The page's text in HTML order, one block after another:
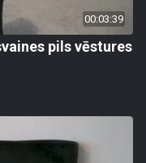
00:03:39
pils vēstures